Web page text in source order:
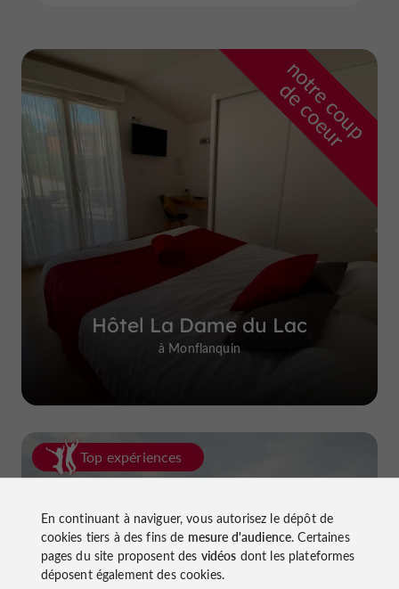
n
o
t
r
e
c
o
u
p
d
e
c
o
e
u
r
Hôtel La Dame du Lac
à Monflanquin
Top expériences
En continuant à naviguer, vous autorisez le dépôt de
cookies tiers à des fins de mesure d'audience. Certaines
pages du site proposent des vidéos dont les plateformes
déposent également des cookies.